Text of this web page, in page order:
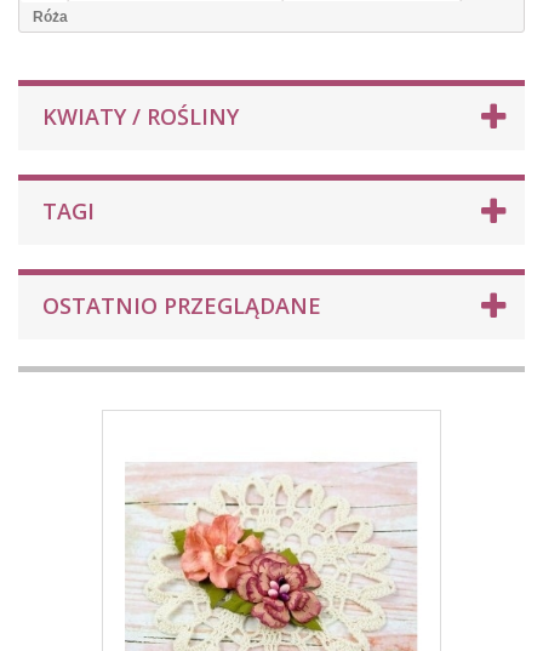
Róża
KWIATY / ROŚLINY
TAGI
OSTATNIO PRZEGLĄDANE